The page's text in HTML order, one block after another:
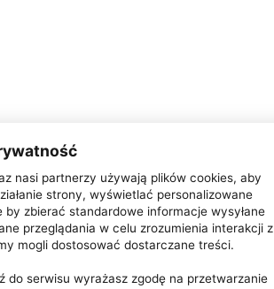
nasi partnerzy używają plików cookies, aby
strony, wyświetlać personalizowane
by zbierać standardowe informacje wysyłane
przeglądania w celu zrozumienia interakcji z
mogli dostosować dostarczane treści.
do serwisu wyrażasz zgodę na przetwarzanie